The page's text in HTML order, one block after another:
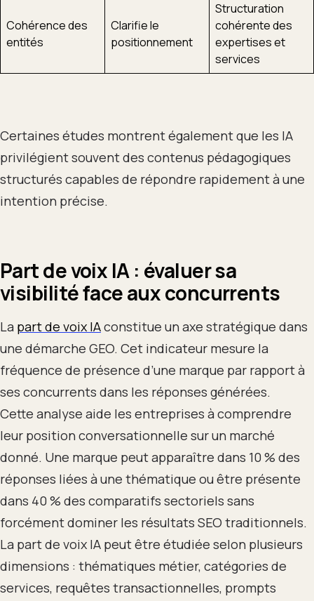
Cohérence des
entités
Clarifie le
positionnement
Structuration
cohérente des
expertises et
services
Certaines études montrent également que les IA
privilégient souvent des contenus pédagogiques
structurés capables de répondre rapidement à une
intention précise.
Part de voix IA : évaluer sa
visibilité face aux concurrents
La part de voix IAconstitue un axe stratégique dans
une démarche GEO. Cet indicateur mesure la
fréquence de présence d’une marque par rapport à
ses concurrents dans les réponses générées.
Cette analyse aide les entreprises à comprendre
leur position conversationnelle sur un marché
donné. Une marque peut apparaître dans 10 % des
réponses liées à une thématique ou être présente
dans 40 % des comparatifs sectoriels sans
forcément dominer les résultats SEO traditionnels.
La part de voix IA peut être étudiée selon plusieurs
dimensions : thématiques métier, catégories de
services, requêtes transactionnelles, prompts